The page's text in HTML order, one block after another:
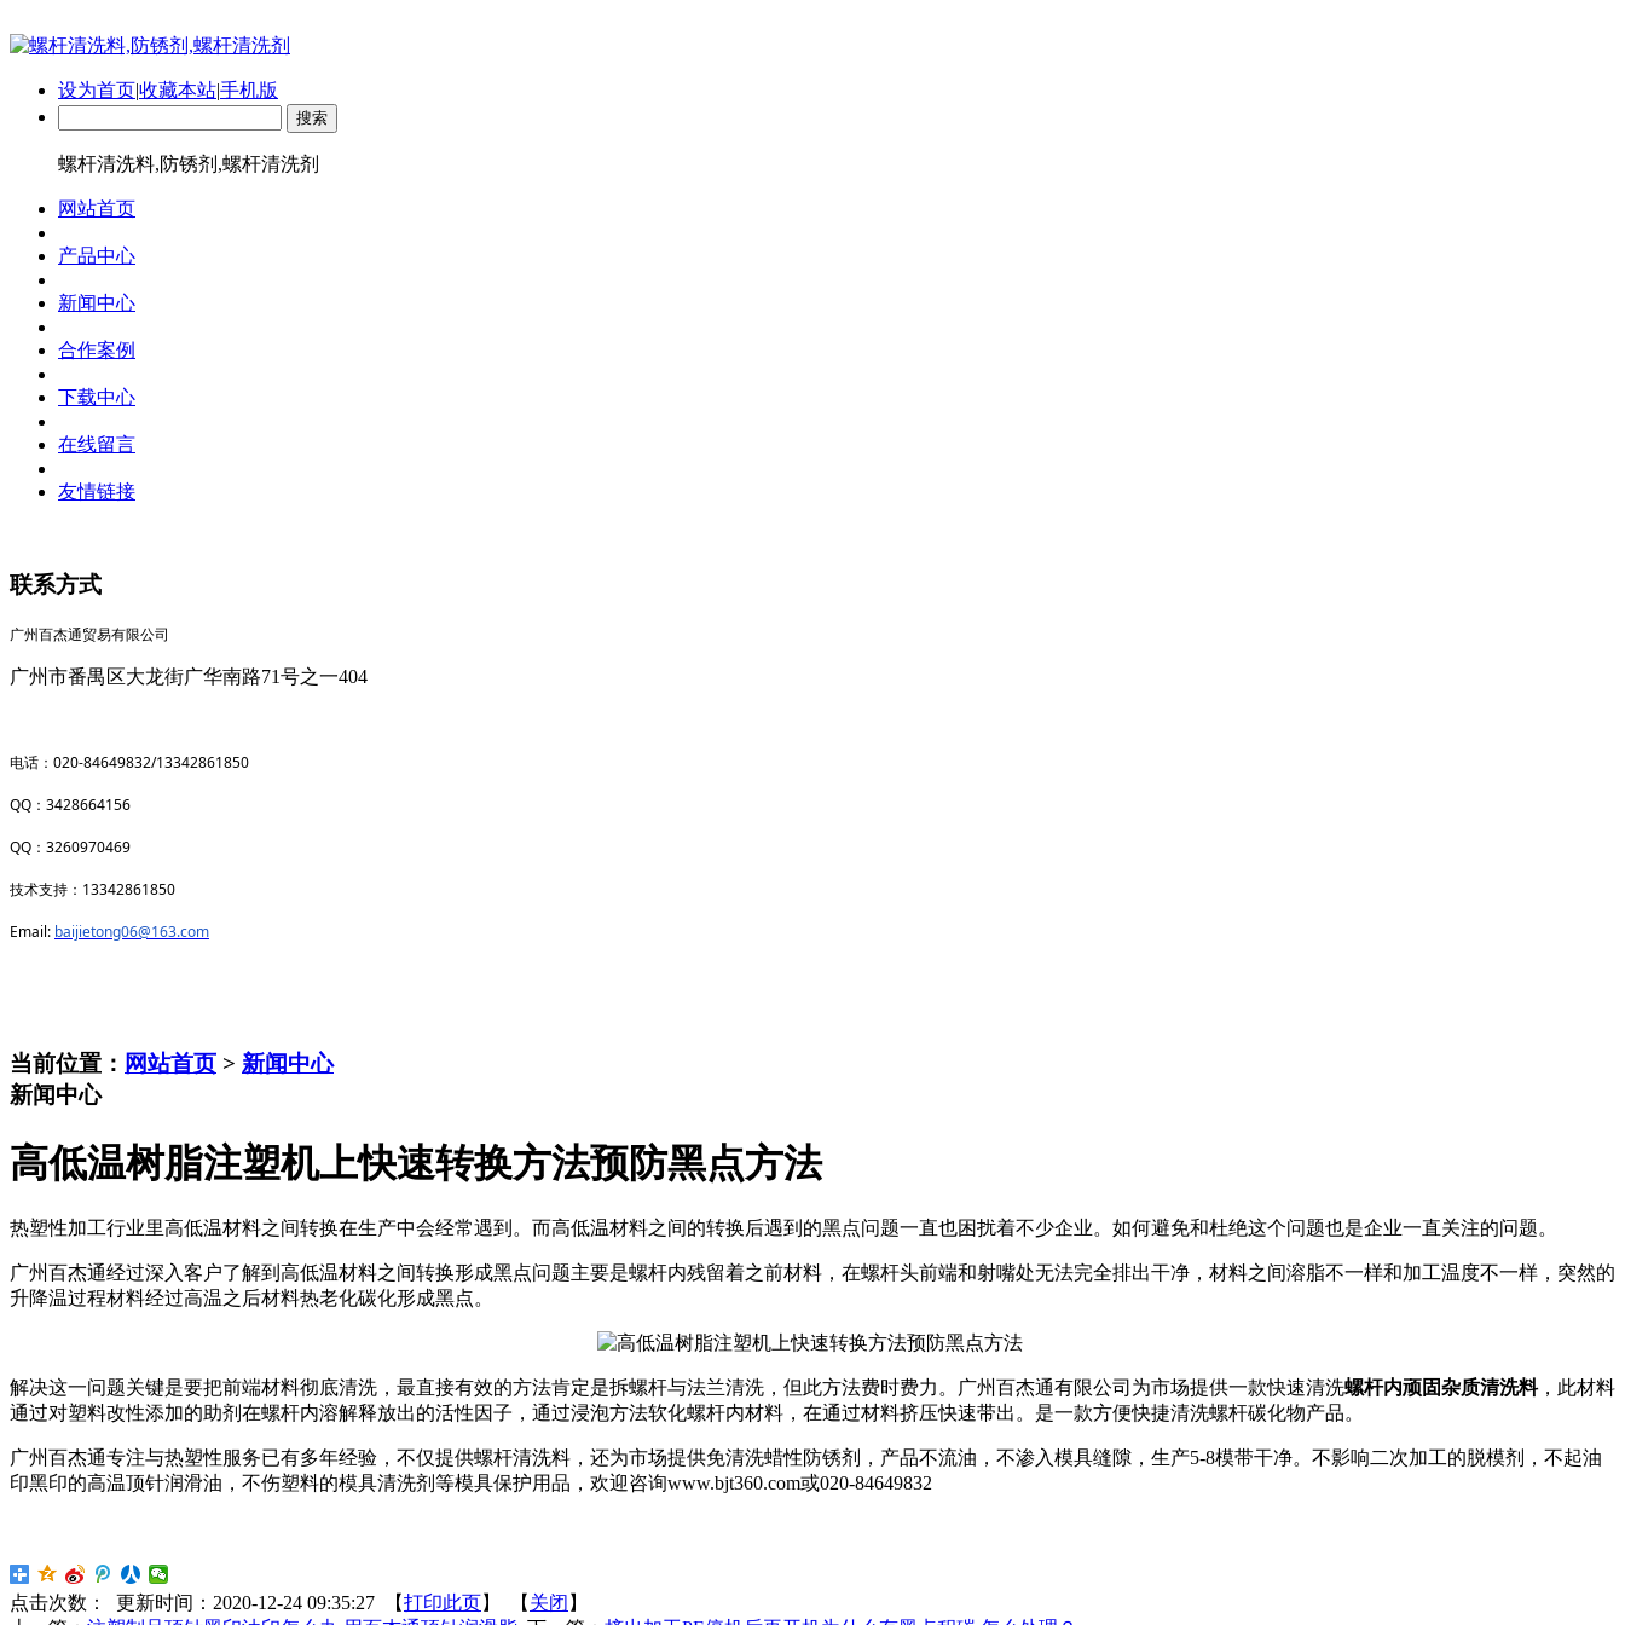
设为首页|收藏本站|手机版
螺杆清洗料,防锈剂,螺杆清洗剂
网站首页
产品中心
新闻中心
合作案例
下载中心
在线留言
友情链接
联系方式
广州百杰通贸易有限公司
广州市番禺区大龙街广华南路71号之一404
电话： 020-84649832/13342861850
QQ ： 3428664156
QQ ： 3260970469
技术支持： 13342861850
Email: baijietong06@163.com
当前位置： 网站首页 > 新闻中心
新闻中心
高低温树脂注塑机上快速转换方法预防黑点方法
热塑性加工行业里高低温材料之间转换在生产中会经常遇到。而高低温材料之间的转换后遇到的黑点问题一直也困扰着不少企业。如何避免和杜绝这个问题也是企业一直关注的问题。
广州百杰通经过深入客户了解到高低温材料之间转换形成黑点问题主要是螺杆内残留着之前材料，在螺杆头前端和射嘴处无法完全排出干净，材料之间溶脂不一样和加工温度不一样，突然的
升降温过程材料经过高温之后材料热老化碳化形成黑点。
解决这一问题关键是要把前端材料彻底清洗，最直接有效的方法肯定是拆螺杆与法兰清洗，但此方法费时费力。广州百杰通有限公司为市场提供一款快速清洗螺杆内顽固杂质清洗料，此材料
通过对塑料改性添加的助剂在螺杆内溶解释放出的活性因子，通过浸泡方法软化螺杆内材料，在通过材料挤压快速带出。是一款方便快捷清洗螺杆碳化物产品。
广州百杰通专注与热塑性服务已有多年经验，不仅提供螺杆清洗料，还为市场提供免清洗蜡性防锈剂，产品不流油，不渗入模具缝隙，生产5-8模带干净。不影响二次加工的脱模剂，不起油
印黑印的高温顶针润滑油，不伤塑料的模具清洗剂等模具保护用品，欢迎咨询www.bjt360.com或020-84649832
点击次数： 更新时间：2020-12-24 09:35:27 【打印此页】 【 关闭 】